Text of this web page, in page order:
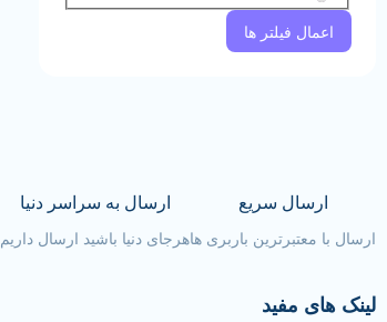
اعمال فیلتر ها
ارسال سریع
ارسال با معتبرترین باربری ها
ارسال به سراسر دنیا
هرجای دنیا باشید ارسال داریم
لینک های مفید